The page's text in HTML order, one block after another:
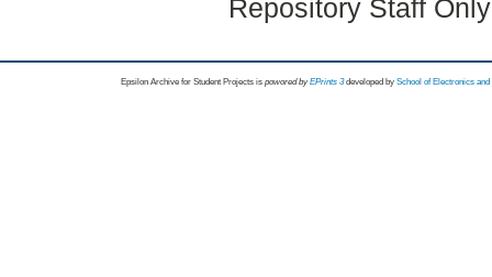
Repository Staff
Epsilon Archive for Student Projects is powored byEPrints 3 developed by School of Electronics